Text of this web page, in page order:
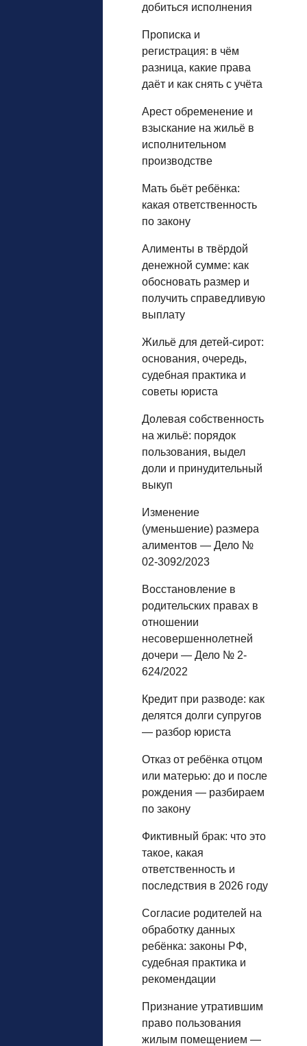
добиться исполнения
Прописка и
регистрация: в чём
разница, какие права
даёт и как снять с учёта
Арест обременение и
взыскание на жильё в
исполнительном
производстве
Мать бьёт ребёнка:
какая ответственность
по закону
Алименты в твёрдой
денежной сумме: как
обосновать размер и
получить справедливую
выплату
Жильё для детей‑сирот:
основания, очередь,
судебная практика и
советы юриста
Долевая собственность
на жильё: порядок
пользования, выдел
доли и принудительный
выкуп
Изменение
(уменьшение) размера
алиментов — Дело №
02-3092/2023
Восстановление в
родительских правах в
отношении
несовершеннолетней
дочери — Дело № 2-
624/2022
Кредит при разводе: как
делятся долги супругов
— разбор юриста
Отказ от ребёнка отцом
или матерью: до и после
рождения — разбираем
по закону
Фиктивный брак: что это
такое, какая
ответственность и
последствия в 2026 году
Согласие родителей на
обработку данных
ребёнка: законы РФ,
судебная практика и
рекомендации
Признание утратившим
право пользования
жилым помещением —